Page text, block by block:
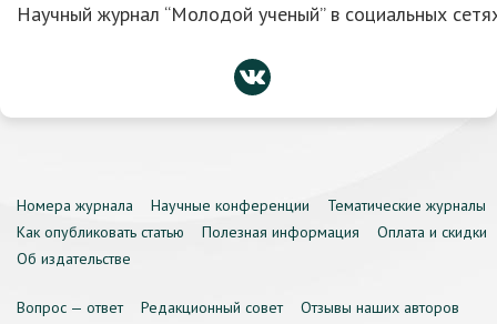
Научный журнал “Молодой ученый” в социальных
Номера журнала Научные конференции
Тематические журналы
Как опубликовать статью
Полезная информация
Оплата и скидки
Об издательстве
Вопрос — ответ Редакционный совет Отзывы наших авторов